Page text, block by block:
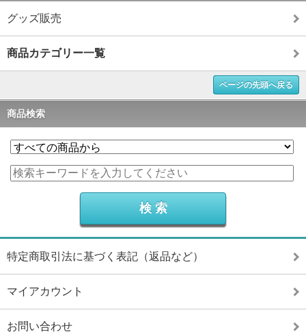
グッズ販売
商品カテゴリー一覧
ページの先頭へ戻る
商品検索
特定商取引法に基づく表記（返品など）
マイアカウント
お問い合わせ